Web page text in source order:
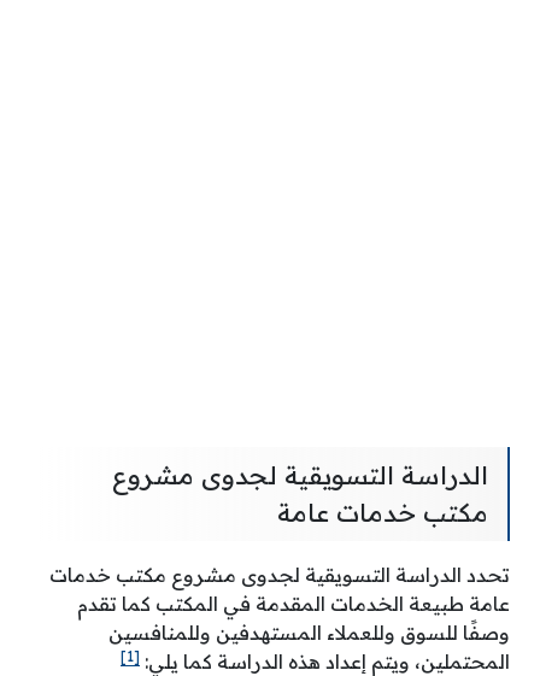
الدراسة التسويقية لجدوى مشروع
مكتب خدمات عامة
تحدد الدراسة التسويقية لجدوى مشروع مكتب خدمات
عامة طبيعة الخدمات المقدمة في المكتب كما تقدم
وصفًا للسوق وللعملاء المستهدفين وللمنافسين
المحتملين، ويتم إعداد هذه الدراسة كما يلي: [1]